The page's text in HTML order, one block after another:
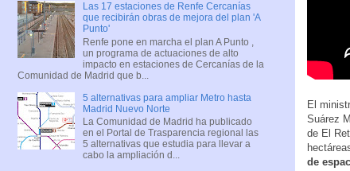
El
Suárez
de El
de
Las 17 estaciones de Renfe Cercanías
que recibirán obras de mejora del plan 'A
Punto'
Renfe pone en marcha el plan A Punto ,
un programa de actuaciones de alto
impacto en estaciones de Cercanías de la
Comunidad de Madrid que b...
5 alternativas para ampliar Metro hasta
Madrid Nuevo Norte
La Comunidad de Madrid ha publicado
en el Portal de Trasparencia regional las
5 alternativas que estudia para llevar a
cabo la ampliación d...